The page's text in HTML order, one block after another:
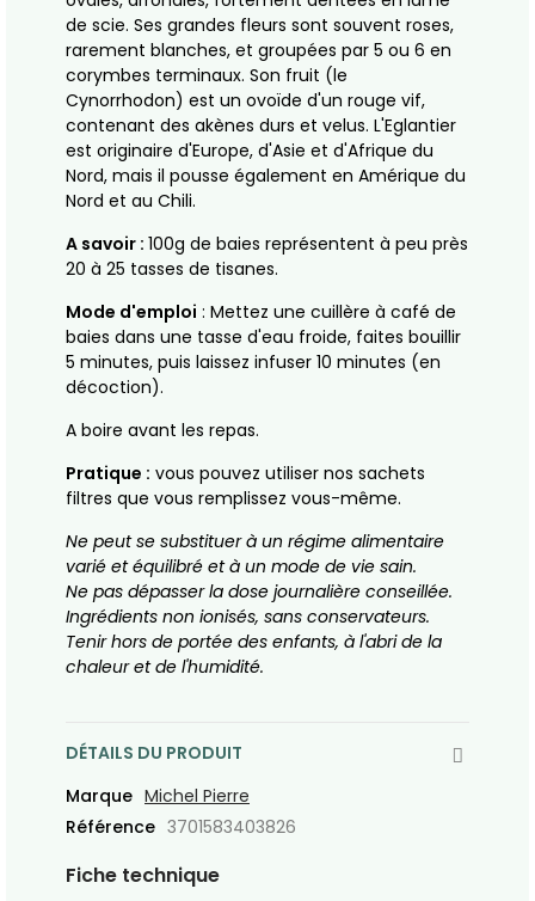
de scie. Ses grandes fleurs sont souvent roses,
rarement blanches, et groupées par 5 ou 6 en
corymbes terminaux. Son fruit (le
Cynorrhodon) est un ovoïde d'un rouge vif,
contenant des akènes durs et velus. L'Eglantier
est originaire d'Europe, d'Asie et d'Afrique du
Nord, mais il pousse également en Amérique du
Nord et au Chili.
A savoir : 100g de baies représentent à peu près
20 à 25 tasses de tisanes.
Mode d'emploi : Mettez une cuillère à café de
baies dans une tasse d'eau froide, faites bouillir
5 minutes, puis laissez infuser 10 minutes (en
décoction).
A boire avant les repas.
Pratique : vous pouvez utiliser nos sachets
filtres que vous remplissez vous-même.
Ne peut se substituer à un régime alimentaire
varié et équilibré et à un mode de vie sain.
Ne pas dépasser la dose journalière conseillée.
Ingrédients non ionisés, sans conservateurs.
Tenir hors de portée des enfants, à l'abri de la
chaleur et de l'humidité.
DÉTAILS DU PRODUIT
Marque Michel Pierre
Référence 3701583403826
Fiche technique